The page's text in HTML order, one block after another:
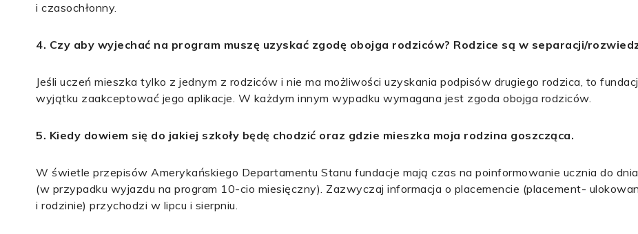
i czasochłonny.
4. Czy aby wyjechać na program muszę uzyskać zgodę obojga rodziców? Rodzice są w separacji/
Jeśli uczeń mieszka tylko z jednym z rodziców i nie ma możliwości uzyskania podpisów drugiego rodzica, to
wyjątku zaakceptować jego aplikacje. W każdym innym wypadku wymagana jest zgoda obojga rodziców.
5. Kiedy dowiem się do jakiej szkoły będę chodzić oraz gdzie mieszka moja rodzina goszcząca.
W świetle przepisów Amerykańskiego Departamentu Stanu fundacje mają czas na poinformowanie ucznia do
(w przypadku wyjazdu na program 10-cio miesięczny). Zazwyczaj informacja o placemencie (placement-
i rodzinie) przychodzi w lipcu i sierpniu.